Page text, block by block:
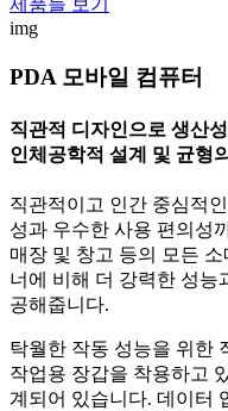
제품들 보기
img
PDA 모바일 컴퓨터
직관적 디자인으로 생산
인체공학적 설계 및 균형
직관적이고 인간 중심적
성과 우수한 사용 편의성
매장 및 창고 등의 모든
너에 비해 더 강력한 성능
공해줍니다.
탁월한 작동 성능을 위한
작업용 장갑을 착용하고
계되어 있습니다. 데이터